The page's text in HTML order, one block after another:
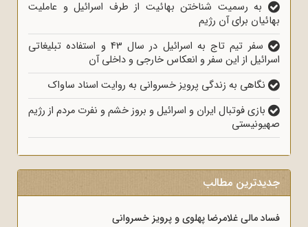
به رسمیت شناختن بهائیت از طرف اسرائیل و عاملیت
برای آن رژیم
سفر تیم تاج به اسرائیل در سال 43 و استفاده تبلیغاتی
از این سفر و انعکاس خارجی و داخلی آن
نگاهی به زندگی پرویز خسروانی به روایت اسناد ساواک
بازی فوتبال ایران و اسرائیل و بروز خشم و نفرت مردم از رژیم
مطالب
مالی غلامرضا پهلوی و پرویز خسروانی